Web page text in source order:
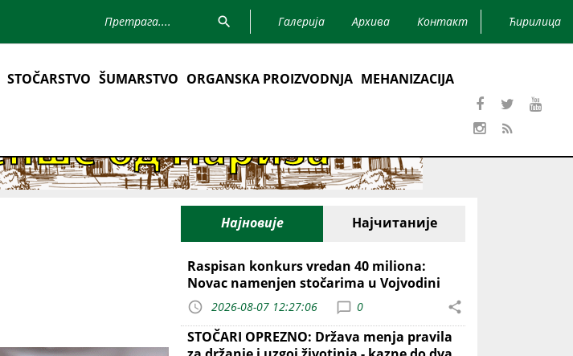
Галерија Архива Контакт Ћирилица
STOČARSTVO ŠUMARSTVO ORGANSKA PROIZVODNJA MEHANIZACIJA
Најновије Најчитаније
Raspisan konkurs vredan 40 miliona:
Novac namenjen stočarima u Vojvodini
2026-08-07 12:27:06 0
STOČARI OPREZNO: Država menja pravila